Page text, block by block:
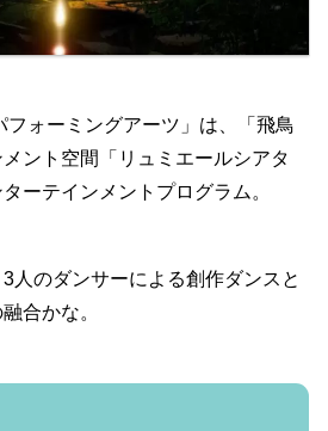
フォーミングアーツ」は、「飛鳥
ント空間「リュミエールシアタ
ーテインメントプログラム。
人のダンサーによる創作ダンスと
合かな。